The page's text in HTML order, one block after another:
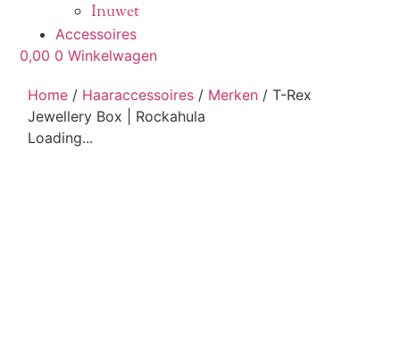
Inuwet
Accessoires
0,00 0 Winkelwagen
Home / Haaraccessoires / Merken / T-Rex
Jewellery Box | Rockahula
Loading...